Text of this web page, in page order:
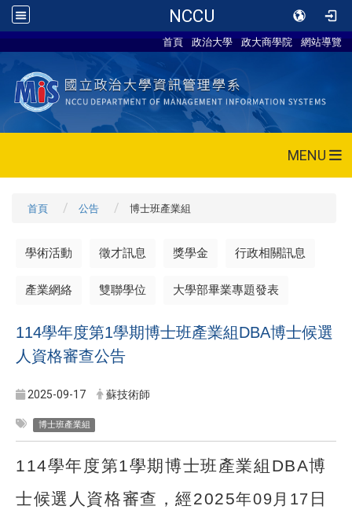
NCCU
首頁 政治大學 政大商學院 網站導覽
MENU
首頁 公告 博士班產業組
學術活動 徵才訊息 獎學金 行政相關訊息
產業網絡 雙聯學位 大學部畢業專題發表
114學年度第1學期博士班產業組DBA博士候選
人資格審查公告
2025-09-17 蘇技術師
博士班產業組
114學年度第1學期博士班產業組DBA博
士候選人資格審查，經2025年09 月17 日